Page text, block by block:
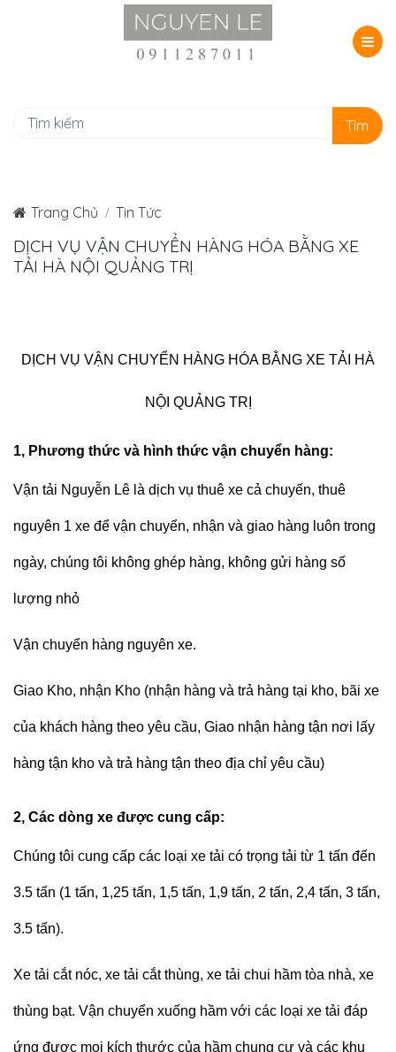
Tìm
Trang Chủ Tin Tức
DỊCH VỤ VẬN CHUYỂN HÀNG HÓA BẰNG XE
TẢI HÀ NỘI QUẢNG TRỊ
DỊCH VỤ VẬN CHUYỂN HÀNG HÓA BẰNG XE TẢI HÀ
NỘI QUẢNG TRỊ
1, Phương thức và hình thức vận chuyển hàng:
Vận tải Nguyễn Lê là dịch vụ thuê xe cả chuyến, thuê
nguyên 1 xe để vận chuyển, nhận và giao hàng luôn trong
ngày, chúng tôi không ghép hàng, không gửi hàng số
lượng nhỏ
Vận chuyển hàng nguyên xe.
Giao Kho, nhận Kho (nhận hàng và trả hàng tại kho, bãi xe
của khách hàng theo yêu cầu, Giao nhận hàng tận nơi lấy
hàng tận kho và trả hàng tận theo địa chỉ yêu cầu)
2, Các dòng xe được cung cấp:
Chúng tôi cung cấp các loại xe tải có trọng tải từ 1 tấn đến
3.5 tấn (1 tấn, 1,25 tấn, 1,5 tấn, 1,9 tấn, 2 tấn, 2,4 tấn, 3 tấn,
3.5 tấn).
Xe tải cắt nóc, xe tải cắt thùng, xe tải chui hầm tòa nhà, xe
thùng bạt. Vận chuyển xuống hầm với các loại xe tải đáp
ứng được mọi kích thước của hầm chung cư và các khu